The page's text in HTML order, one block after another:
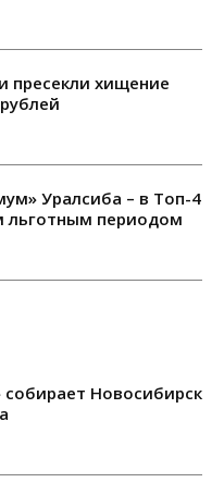
пресекли хищение
Уралсиба – в Топ-4
льготным периодом
Новосибирск